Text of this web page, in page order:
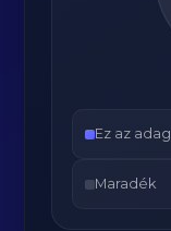
Ez az adag
Maradék